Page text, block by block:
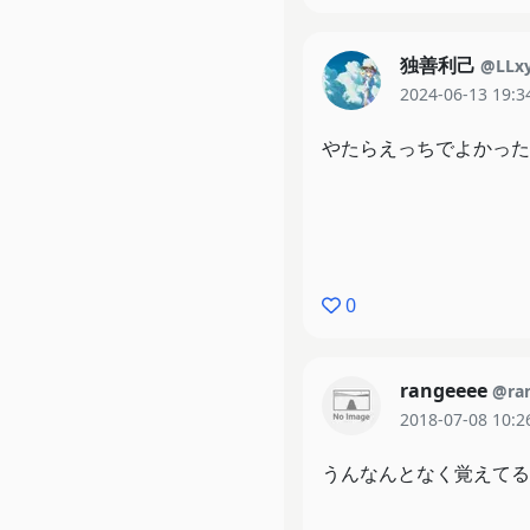
独善利己
2024-06-13
やたらえっちでよかっ
0
rangeeee
2018-07-08
うんなんとなく覚えてる